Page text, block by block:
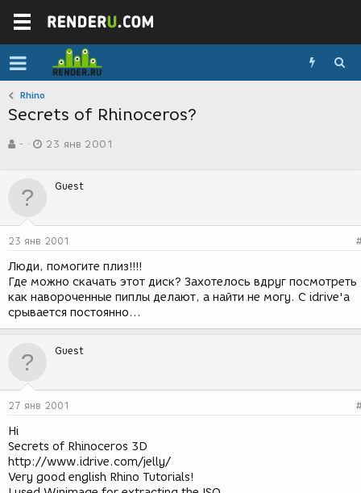
Rhino
Secrets of Rhinoceros?
в
р
м
-
а
д
н
и
я
23 янв 2001
Guest
23 янв 2001
Люди, помогите плиз!!!!
Где можно скачать этот диск? Захотелось вдруг посмотреть
как навороченные пиплы делают, а найти не могу. С idrive'а
срывается постоянно...
Guest
27 янв 2001
Hi
Secrets of Rhinoceros 3D
http://www.idrive.com/jelly/
Very good english Rhino Tutorials!